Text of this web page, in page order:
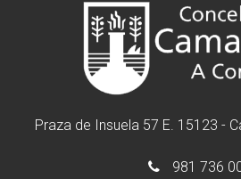
Praza de Insuela 57 E. 15123 -
981 736